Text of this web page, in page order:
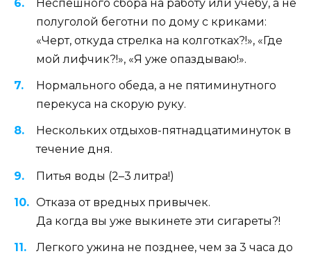
Неспешного сбора на работу или учебу, а не
полуголой беготни по дому с криками:
«Черт, откуда стрелка на колготках?!», «Где
мой лифчик?!», «Я уже опаздываю!».
Нормального обеда, а не пятиминутного
перекуса на скорую руку.
Нескольких отдыхов-пятнадцатиминуток в
течение дня.
Питья воды (2–3 литра!)
Отказа от вредных привычек.
Да когда вы уже выкинете эти сигареты?!
Легкого ужина не позднее, чем за 3 часа до